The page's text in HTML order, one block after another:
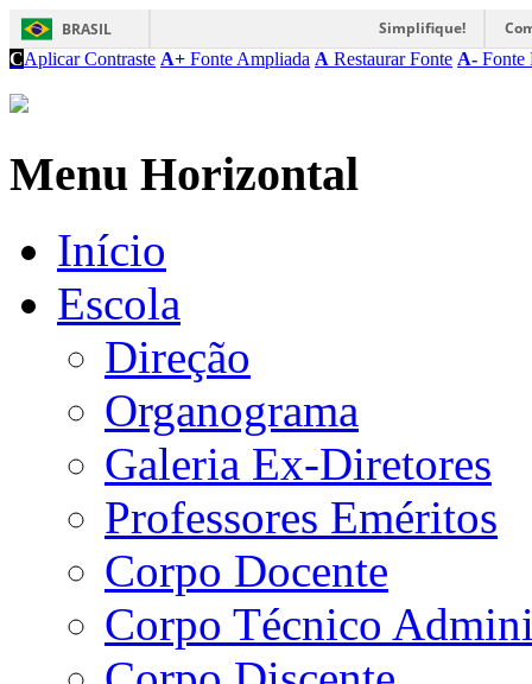
BRASIL Simplifique!
CAplicar Contraste A+ Fonte Ampliada A Restaurar Fonte A- Fonte
Menu Horizontal
Início
Escola
Direção
Organograma
Galeria Ex-Diretores
Professores Eméritos
Corpo Docente
Corpo Técnico